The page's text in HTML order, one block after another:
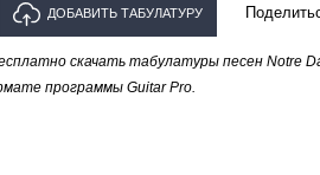
ДОБАВИТЬ ТАБУЛАТУРУ
ИСПОЛНИТЕЛЯ "NOTRE DAME DE
скачать табулатуры песен Notre
программы Guitar Pro.